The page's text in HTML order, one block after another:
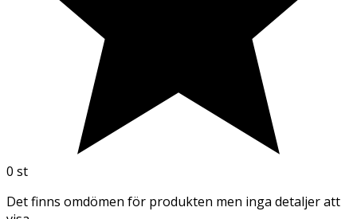
0 st
Det finns omdömen för produkten men inga detaljer att